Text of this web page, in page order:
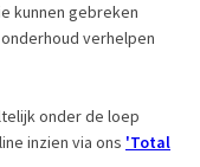
kunnen gebreken
verhelpen
onder de loep
inzien via ons 'Total